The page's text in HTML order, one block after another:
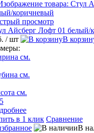
просмотр
Айсберг Лофт 01 белый/
/ шт
В
см.
см.
см.
в 1 клик Сравнение
В